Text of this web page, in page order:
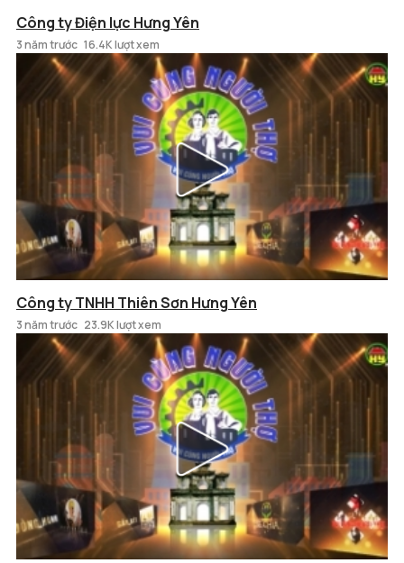
Công ty Điện lực Hưng Yên
3 năm trước 16.4K lượt xem
Công ty TNHH Thiên Sơn Hưng Yên
3 năm trước 23.9K lượt xem